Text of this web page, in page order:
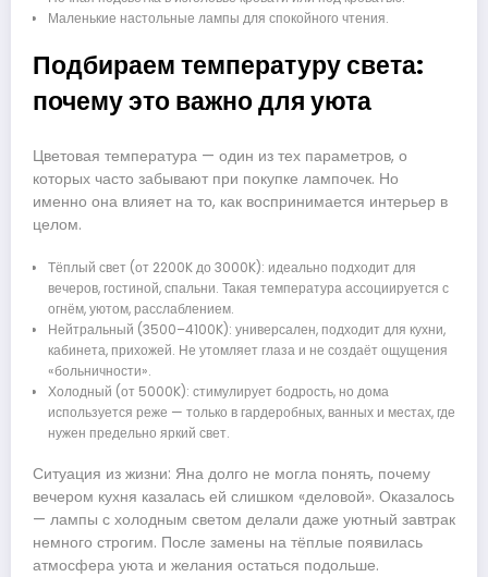
Маленькие настольные лампы для спокойного чтения.
Подбираем температуру света:
почему это важно для уюта
Цветовая температура — один из тех параметров, о
которых часто забывают при покупке лампочек. Но
именно она влияет на то, как воспринимается интерьер в
целом.
Тёплый свет (от 2200K до 3000K): идеально подходит для
вечеров, гостиной, спальни. Такая температура ассоциируется с
огнём, уютом, расслаблением.
Нейтральный (3500–4100K): универсален, подходит для кухни,
кабинета, прихожей. Не утомляет глаза и не создаёт ощущения
«больничности».
Холодный (от 5000K): стимулирует бодрость, но дома
используется реже — только в гардеробных, ванных и местах, где
нужен предельно яркий свет.
Ситуация из жизни: Яна долго не могла понять, почему
вечером кухня казалась ей слишком «деловой». Оказалось
— лампы с холодным светом делали даже уютный завтрак
немного строгим. После замены на тёплые появилась
атмосфера уюта и желания остаться подольше.